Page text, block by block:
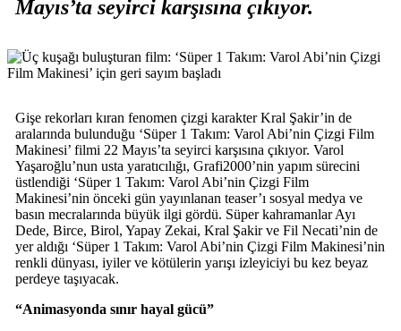
Mayıs’ta seyirci karşısına çıkıyor.
Gişe rekorları kıran fenomen çizgi karakter Kral Şakir’in de
aralarında bulunduğu ‘Süper 1 Takım: Varol Abi’nin Çizgi Film
Makinesi’ filmi 22 Mayıs’ta seyirci karşısına çıkıyor. Varol
Yaşaroğlu’nun usta yaratıcılığı, Grafi2000’nin yapım sürecini
üstlendiği ‘Süper 1 Takım: Varol Abi’nin Çizgi Film
Makinesi’nin önceki gün yayınlanan teaser’ı sosyal medya ve
basın mecralarında büyük ilgi gördü. Süper kahramanlar Ayı
Dede, Birce, Birol, Yapay Zekai, Kral Şakir ve Fil Necati’nin de
yer aldığı ‘Süper 1 Takım: Varol Abi’nin Çizgi Film Makinesi’nin
renkli dünyası, iyiler ve kötülerin yarışı izleyiciyi bu kez beyaz
perdeye taşıyacak.
“Animasyonda sınır hayal gücü”